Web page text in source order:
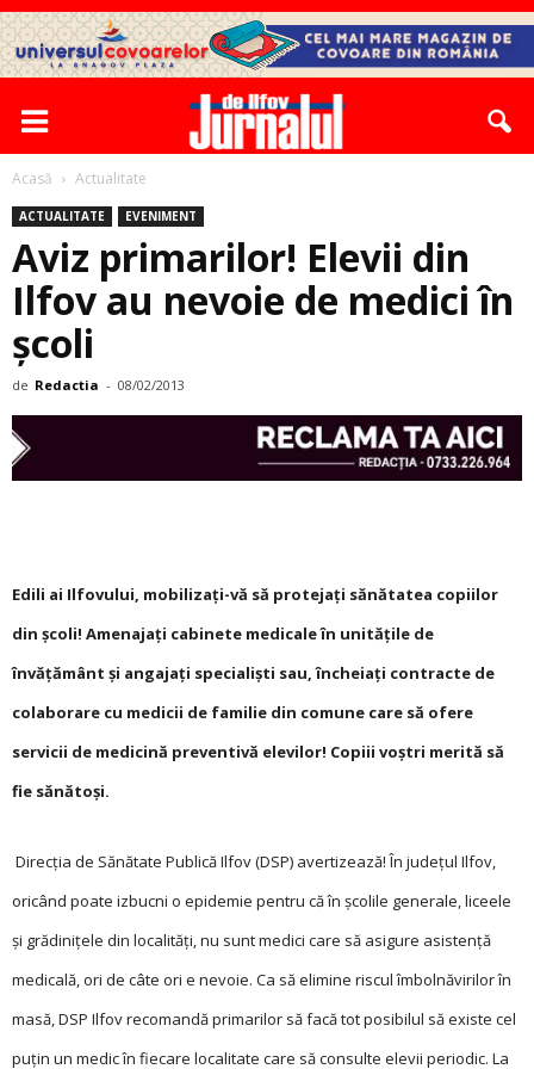
Acasă Actualitate
ACTUALITATE EVENIMENT
Aviz primarilor! Elevii din
Ilfov au nevoie de medici în
școli
de Redactia - 08/02/2013
Edili ai Ilfovului, mobilizați-vă să protejați sănătatea copiilor
din școli! Amenajați cabinete medicale în unitățile de
învățământ și angajați specialiști sau, încheiați contracte de
colaborare cu medicii de familie din comune care să ofere
servicii de medicină preventivă elevilor! Copiii voștri merită să
fie sănătoși.
Direcția de Sănătate Publică Ilfov (DSP) avertizează! În județul Ilfov,
oricând poate izbucni o epidemie pentru că în școlile generale, liceele
și grădinițele din localități, nu sunt medici care să asigure asistență
medicală, ori de câte ori e nevoie. Ca să elimine riscul îmbolnăvirilor în
masă, DSP Ilfov recomandă primarilor să facă tot posibilul să existe cel
puțin un medic în fiecare localitate care să consulte elevii periodic. La